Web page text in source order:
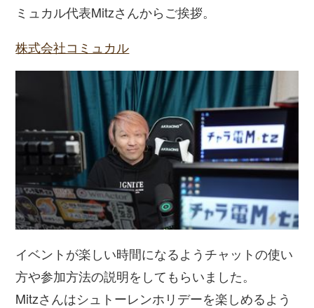
ミュカル代表Mitzさんからご挨拶。
株式会社コミュカル
イベントが楽しい時間になるようチャットの使い
方や参加方法の説明をしてもらいました。
Mitzさんはシュトーレンホリデーを楽しめるよう